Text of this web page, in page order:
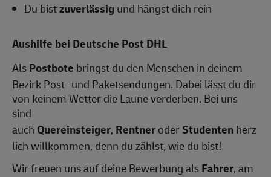
Du bistzuverlässigund hängst dich rein
Aushilfe bei Deutsche Post DHL
AlsPostbote bringst du den Menschen in deinem
Bezirk Post- und Paketsendungen. Dabei lässt du dir
von keinem Wetter die Laune verderben. Bei uns
sind
auch Quereinsteiger, RentneroderStudentenherz
lich willkommen, denn du zählst, wie du bist!
Wir freuen uns auf deine Bewerbung alsFahrer, am